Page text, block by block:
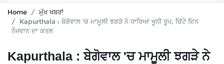
Home
ਮੁੱਖ ਖਬਰਾਂ
Kapurthala : ਬੇਗੋਵਾਲ 'ਚ ਮਾਮੂਲੀ ਝਗੜੇ ਨੇ ਧਾਰਿਆ ਖੂਨੀ ਰੂਪ, ਚਿੱਟੇ ਦਿਨ
ਨੌਜਵਾਨ ਦਾ ਕਤਲ
Kapurthala : ਬੇਗੋਵਾਲ 'ਚ ਮਾਮੂਲੀ ਝਗੜੇ ਨੇ